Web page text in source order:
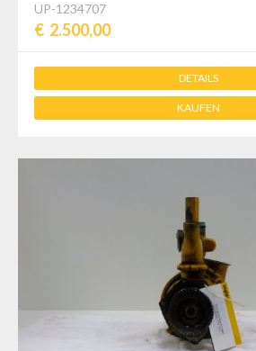
UP-1234707
€ 2.500,00
DETAILS
KAUFEN